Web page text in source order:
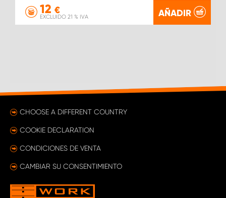
12 €
EXCLUIDO 21 % IVA AÑADIR
CHOOSE A DIFFERENT COUNTRY
COOKIE DECLARATION
CONDICIONES DE VENTA
CAMBIAR SU CONSENTIMIENTO